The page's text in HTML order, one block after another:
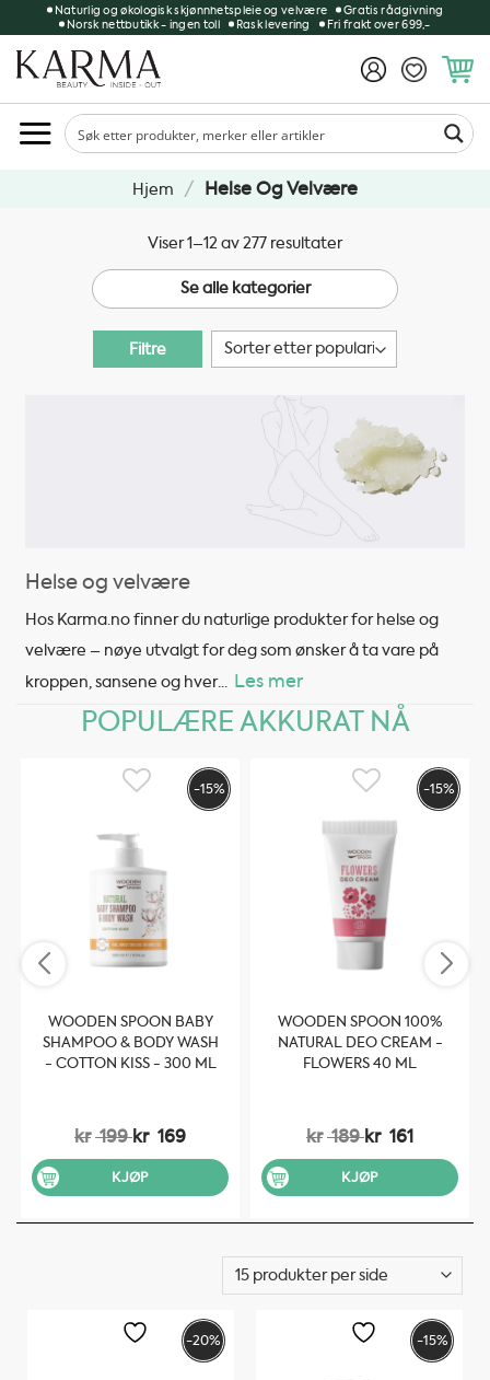
to
content
Naturlig og økologisk skjønnhetspleie og velvære
Gratis rådgivning
Norsk nettbutikk - ingen toll
Rask levering Fri frakt over 699,-
Hjem / Helse Og Velvære
Viser 1–12 av 277 resultaterSortert
etter
propularitet
Se alle kategorier
Filtre
Helse og velvære
Hos Karma.no finner du naturlige produkter for helse og
velvære – nøye utvalgt for deg som ønsker å ta vare på
kroppen, sansene og hver... Les mer
POPULÆRE AKKURAT NÅ
-15%
WOODEN SPOON BABY
SHAMPOO & BODY WASH
- COTTON KISS - 300 ML
kr199 kr 169
KJØP
-15%
WOODEN SPOON 100%
NATURAL DEO CREAM -
FLOWERS 40 ML
kr189 kr 161
KJØP
-20% -15%